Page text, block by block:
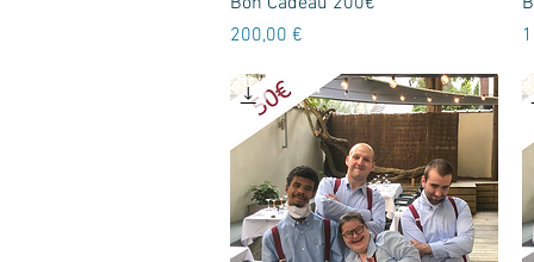
Prix
200,00 €